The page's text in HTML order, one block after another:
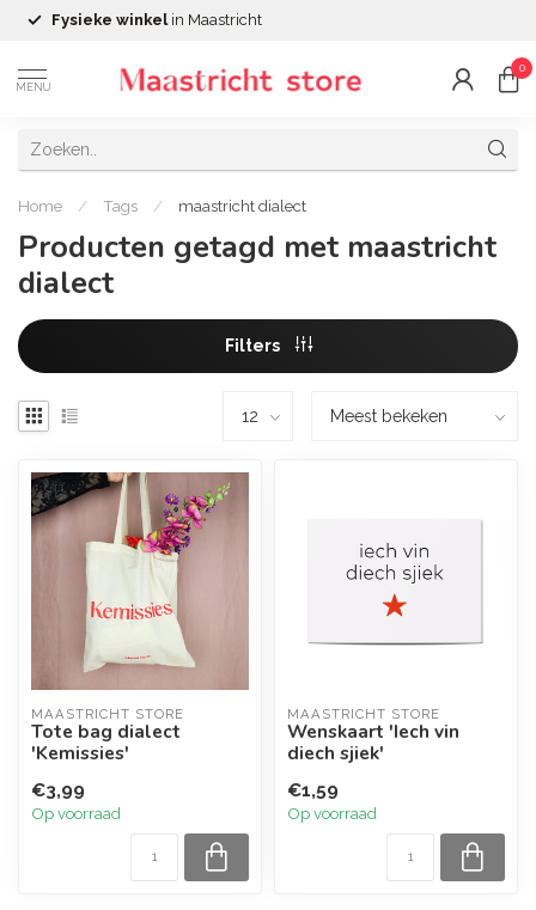
Fysieke winkel in Maastricht
MENU
0
Home / Tags / maastricht dialect
Producten getagd met maastricht
dialect
Filters
MAASTRICHT STORE
Tote bag dialect
'Kemissies'
€3,99
Op voorraad
MAASTRICHT STORE
Wenskaart 'Iech vin
diech sjiek'
€1,59
Op voorraad